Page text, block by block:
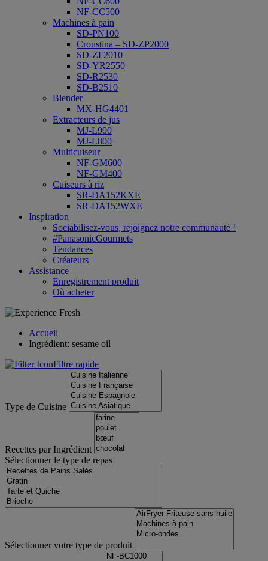
NF-CC500
Machines à pain
SD-PN100
Croustina – SD-ZP2000
SD-ZF2010
SD-YR2550
SD-R2530
SD-B2510
Blender
MX-HG4401
Extracteurs de jus
MJ-L900
MJ-L800
Multicuiseur
NF-GM600
NF-GM400
Cuiseurs à riz
SR-DA152KXE
SR-DA152WXE
Inspiration
Sociabilisez-vous, rejoignez notre communauté !
#PanasonicGourmets
Tendances
Créateurs
Assistance
Enregistrement produit
Où acheter
Accueil
Ingrédient: sesame oil
Filtre rapide
Type de Cuisine
Recettes par Ingrédient
Sélectionner le type de repas
Sélectionner votre type de produit